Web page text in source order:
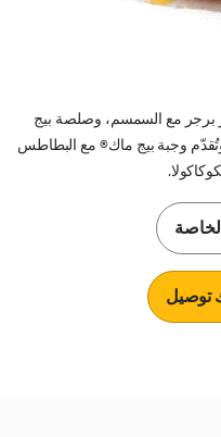
برجر مع السمسم، وصلصة بيج
وتُقدّم وجبة بيج ماك® مع البطاطس
توصيل